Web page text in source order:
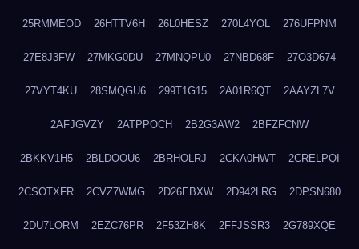
25RMMEOD 26HTTV6H 26L0HESZ 270L4YOL 276UFPNM
27E8J3FW 27MKG0DU 27MNQPU0 27NBD68F 27O3D674
27VYT4KU 28SMQGU6 299T1G15 2A01R6QT 2AAYZL7V
2AFJGVZY 2ATPPOCH 2B2G3AW2 2BFZFCNW
2BKKV1H5 2BLDOOU6 2BRHOLRJ 2CKA0HWT 2CRELPQI
2CSOTXFR 2CVZ7WMG 2D26EBXW 2D942LRG 2DPSN680
2DU7LORM 2EZC76PR 2F53ZH8K 2FFJSSR3 2G789XQE